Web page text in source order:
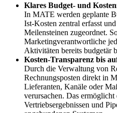
Klares Budget- und
In MATE werden geplante
Ist-Kosten zentral erfasst
Meilensteinen zugeordnet.
Marketingverantwortliche
Aktivitäten bereits budgetär
Kosten-Transparenz bis
Durch die Verwaltung von
Rechnungsposten direkt in
Lieferanten, Kanäle oder
verursachen. Das
Vertriebsergebnissen und